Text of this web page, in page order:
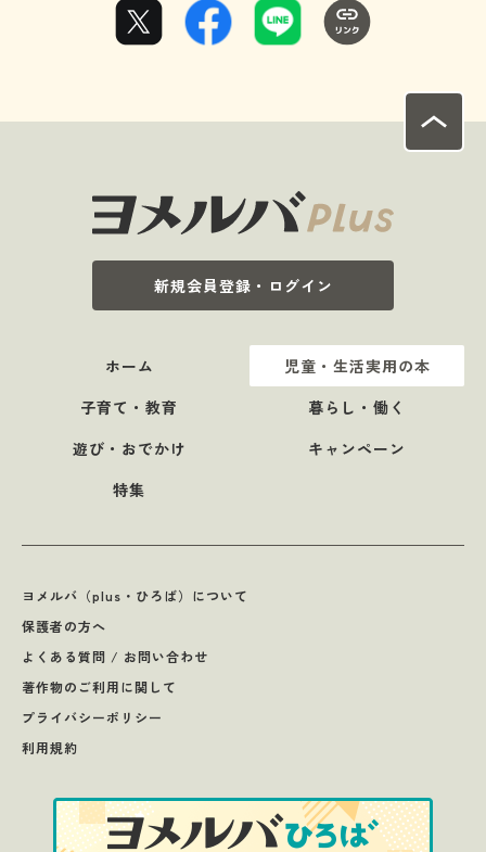
新規会員登録・ログイン
ホーム
児童・生活実用の本
子育て・教育
暮らし・働く
遊び・おでかけ
キャンペーン
特集
ヨメルバ（plus・ひろば）について
保護者の方へ
よくある質問 / お問い合わせ
著作物のご利用に関して
プライバシーポリシー
利用規約